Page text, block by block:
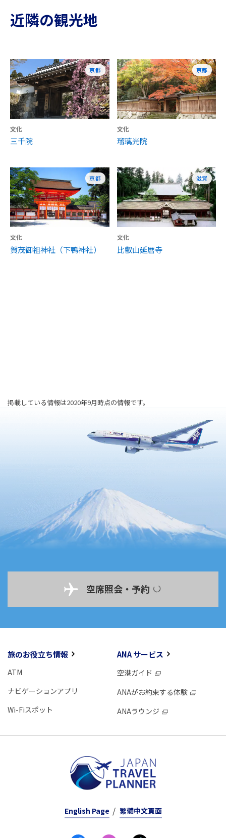
近隣の観光地
京都
文化
三千院
京都
文化
瑠璃光院
京都
文化
賀茂御祖神社（下鴨神社）
滋賀
文化
比叡山延暦寺
掲載している情報は2020年9月時点の情報です。
空席照会・予約
旅のお役立ち情報
ATM
ナビゲーションアプリ
Wi-Fiスポット
ANA サービス
空港ガイド
ANAがお約束する体験
ANAラウンジ
English Page 繁體中文頁面